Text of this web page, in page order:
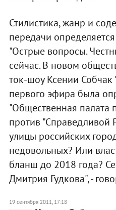
Стилистика, жанр и
передачи
"Острые вопросы.
сейчас. В новом
ток-шоу Ксении Собчак
первого эфира была
"Общественная палата
против "Справедливой
улицы российских
недовольных? Или
бланш до 2018 года?
Дмитрия Гудкова", -
19 сентября 2011, 17:18